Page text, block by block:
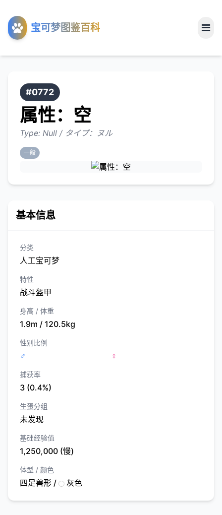
宝可梦图鉴百科
工具
关于
#0772
属性：空
Type: Null / タイプ：ヌル
一般
基本信息
分类
人工宝可梦
特性
战斗盔甲
身高 / 体重
1.9m / 120.5kg
性别比例
♂ ♀
捕获率
3 (0.4%)
生蛋分组
未发现
基础经验值
1,250,000 (慢)
体型 / 颜色
四足兽形 / 灰色